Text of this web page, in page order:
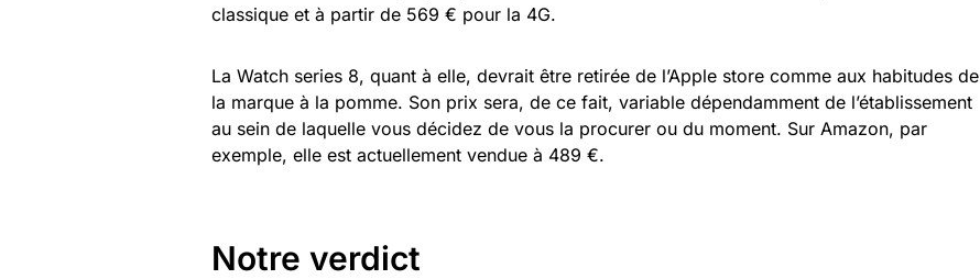
classique et à partir de 569 € pour la 4G.
La Watch series 8, quant à elle, devrait être retirée de l’Apple store comme aux habitudes de
la marque à la pomme. Son prix sera, de ce fait, variable dépendamment de l’établissement
au sein de laquelle vous décidez de vous la procurer ou du moment. Sur Amazon, par
exemple, elle est actuellement vendue à 489 €.
Notre verdict